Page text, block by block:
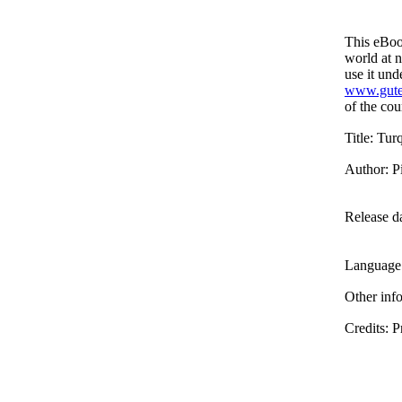
This
world at
use it
of the
Title:
Author:
Release
Language
Other
Credits: